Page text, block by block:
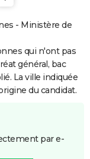
- Ministère de
qui n'ont pas
général, bac
La ville indiquée
du candidat.
par e-